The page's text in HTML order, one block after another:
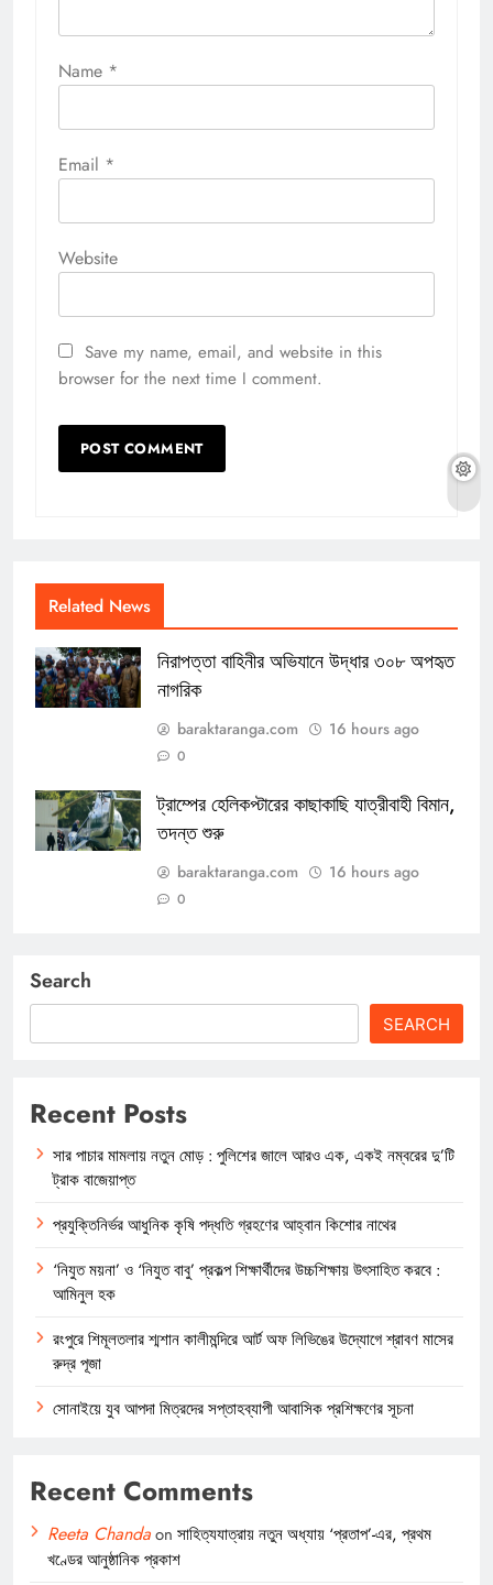
Name *
Email *
Website
Save my name, email, and website in this
browser for the next time I comment.
Related News
নিরাপত্তা বাহিনীর অভিযানে উদ্ধার ৩০৮ অপহৃত
নাগরিক
baraktaranga.com 16 hours ago
0
ট্রাম্পের হেলিকপ্টারের কাছাকাছি যাত্রীবাহী বিমান,
তদন্ত শুরু
baraktaranga.com 16 hours ago
0
Search
SEARCH
Recent Posts
সার পাচার মামলায় নতুন মোড় : পুলিশের জালে আরও এক, একই নম্বরের দু’টি
ট্রাক বাজেয়াপ্ত
প্রযুক্তিনির্ভর আধুনিক কৃষি পদ্ধতি গ্রহণের আহ্বান কিশোর নাথের
‘নিযুত ময়না’ ও ‘নিযুত বাবু’ প্রকল্প শিক্ষার্থীদের উচ্চশিক্ষায় উৎসাহিত করবে :
আমিনুল হক
রংপুরে শিমূলতলার শ্মশান কালীমন্দিরে আর্ট অফ লিভিঙের উদ্যোগে শ্রাবণ মাসের
রুদ্র পূজা
সোনাইয়ে যুব আপদা মিত্রদের সপ্তাহব্যাপী আবাসিক প্রশিক্ষণের সূচনা
Recent Comments
Reeta Chandaon সাহিত্যযাত্রায় নতুন অধ্যায় ‘প্রতাপ’-এর, প্রথম
খণ্ডের আনুষ্ঠানিক প্রকাশ